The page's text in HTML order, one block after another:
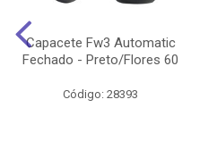
Capacete Fw3 Automatic
Fechado - Preto/Flores 60
Código: 28393